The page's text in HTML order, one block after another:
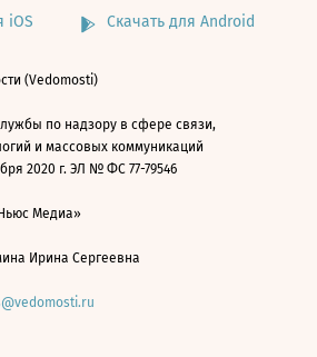
iOS Скачать для Android
(Vedomosti)
по надзору в сфере связи,
и массовых коммуникаций
2020 г. ЭЛ № ФС 77-79546
Медиа»
Ирина Сергеевна